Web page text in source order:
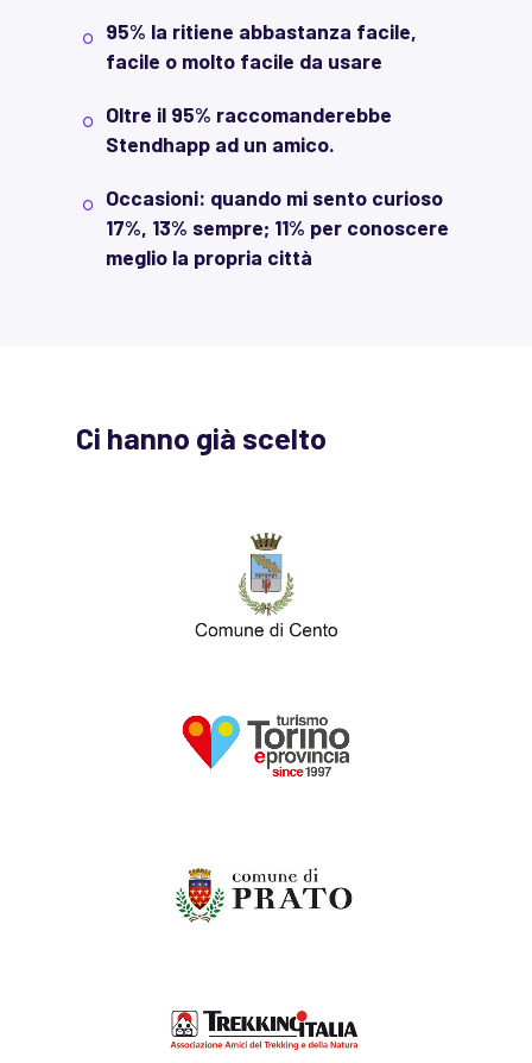
95% la ritiene abbastanza facile,
facile o molto facile da usare
Oltre il 95% raccomanderebbe
Stendhapp ad un amico.
Occasioni: quando mi sento curioso
17%, 13% sempre; 11% per conoscere
meglio la propria città
Ci hanno già scelto